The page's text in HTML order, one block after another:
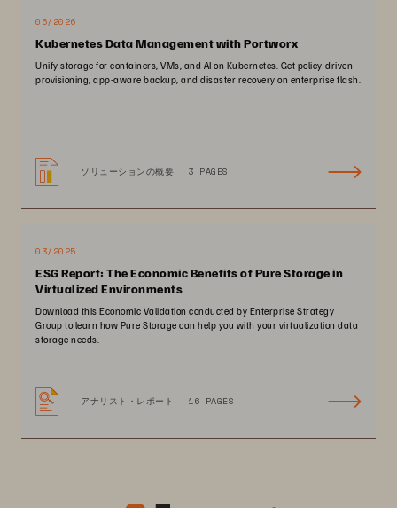
06/2026
Kubernetes Data Management with Portworx
Unify storage for containers, VMs, and AI on Kubernetes. Get policy-driven
provisioning, app-aware backup, and disaster recovery on enterprise flash.
ソリューションの概要 3 PAGES
03/2025
ESG Report: The Economic Benefits of Pure Storage in
Virtualized Environments
Download this Economic Validation conducted by Enterprise Strategy
Group to learn how Pure Storage can help you with your virtualization data
storage needs.
アナリスト・レポート 16 PAGES